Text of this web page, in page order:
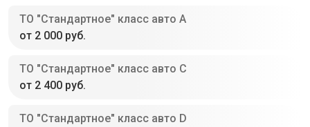
ТО "Стандартное" класс авто A
от 2 000 руб.
ТО "Стандартное" класс авто С
от 2 400 руб.
ТО "Стандартное" класс авто D